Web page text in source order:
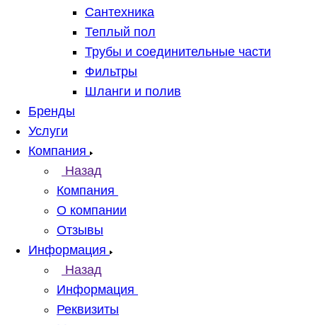
Сантехника
Теплый пол
Трубы и соединительные части
Фильтры
Шланги и полив
Бренды
Услуги
Компания
Назад
Компания
О компании
Отзывы
Информация
Назад
Информация
Реквизиты